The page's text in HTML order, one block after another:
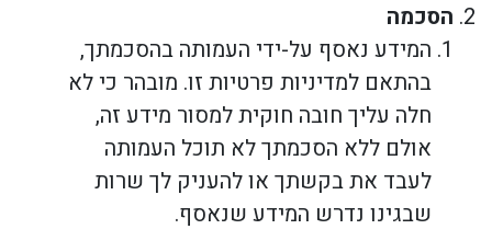
הסכמה
המידע נאסף על-ידי העמותה בהסכמתך,
בהתאם למדיניות פרטיות זו. מובהר כי לא
חלה עליך חובה חוקית למסור מידע זה,
אולם ללא הסכמתך לא תוכל העמותה
לעבד את בקשתך או להעניק לך שרות
שבגינו נדרש המידע שנאסף.